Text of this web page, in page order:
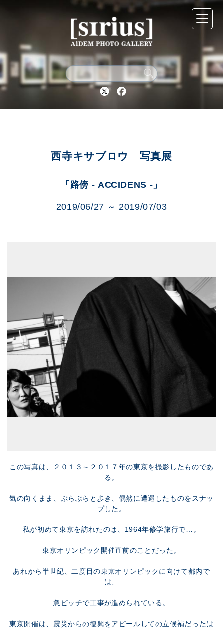
Twitter Facebook
西寺キサブロウ 写真展
「路傍 - ACCIDENS -」
2019/06/27 ～ 2019/07/03
この写真は、２０１３～２０１７年の東京を撮影したものであ
る。
気の向くまま、ぶらぶらと歩き、偶然に遭遇したものをスナッ
プした。
私が初めて東京を訪れたのは、1964年修学旅行で…。
東京オリンピック開催直前のことだった。
あれから半世紀、二度目の東京オリンピックに向けて都内で
は、
急ピッチで工事が進められている。
東京開催は、震災からの復興をアピールしての立候補だったは
シリウスについて
展示スケジュール